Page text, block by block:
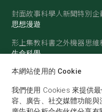
封面故事科學人新聞特別企
思想漫遊
形上集教科書之外機器思維
生命科學
醫學古生物心理學生態學
物理 化學地球科學天文
本網站使用的 Cookie
我們使用 Cookies 來提供
容、廣告、社交媒體功能與